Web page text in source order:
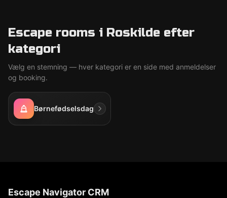
Escape rooms i Roskilde efter
kategori
Vælg en stemning — hver kategori er en side med anmeldelser
og booking.
Børnefødselsdag
Escape Navigator CRM